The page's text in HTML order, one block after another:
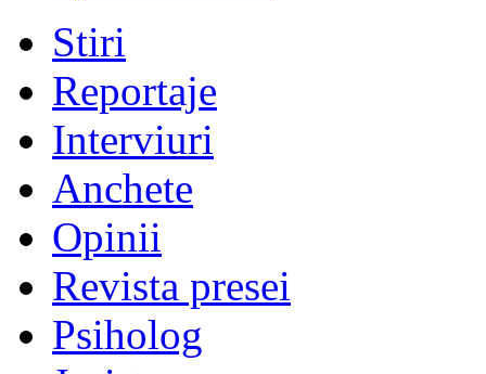
Stiri
Reportaje
Interviuri
Anchete
Opinii
Revista presei
Psiholog